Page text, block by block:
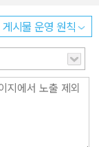
게시물 운영 원칙